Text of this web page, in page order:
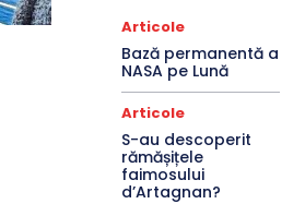
Articole
Bază permanentă a
NASA pe Lună
Articole
S-au descoperit
rămășițele
faimosului
d’Artagnan?